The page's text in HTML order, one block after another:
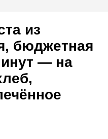
из
бюджетная
— на